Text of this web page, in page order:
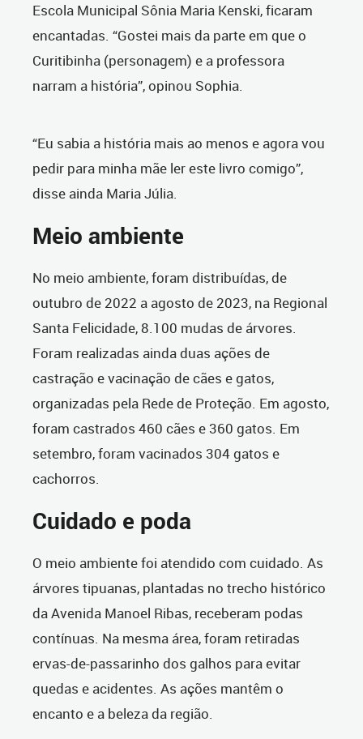
Escola Municipal Sônia Maria Kenski, ficaram
encantadas. “Gostei mais da parte em que o
Curitibinha (personagem) e a professora
narram a história”, opinou Sophia.
“Eu sabia a história mais ao menos e agora vou
pedir para minha mãe ler este livro comigo”,
disse ainda Maria Júlia.
Meio ambiente
No meio ambiente, foram distribuídas, de
outubro de 2022 a agosto de 2023, na Regional
Santa Felicidade, 8.100 mudas de árvores.
Foram realizadas ainda duas ações de
castração e vacinação de cães e gatos,
organizadas pela Rede de Proteção. Em agosto,
foram castrados 460 cães e 360 gatos. Em
setembro, foram vacinados 304 gatos e
cachorros.
Cuidado e poda
O meio ambiente foi atendido com cuidado. As
árvores tipuanas, plantadas no trecho histórico
da Avenida Manoel Ribas, receberam podas
contínuas. Na mesma área, foram retiradas
ervas-de-passarinho dos galhos para evitar
quedas e acidentes. As ações mantêm o
encanto e a beleza da região.